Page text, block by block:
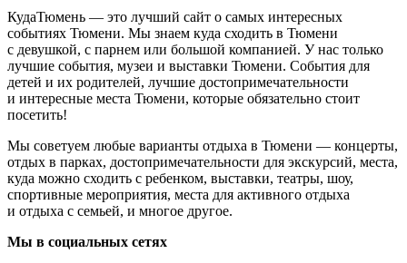
КудаТюмень — это лучший сайт о самых интересных
событиях Тюмени. Мы знаем куда сходить в Тюмени
с девушкой, с парнем или большой компанией. У нас только
лучшие события, музеи и выставки Тюмени. События для
детей и их родителей, лучшие достопримечательности
и интересные места Тюмени, которые обязательно стоит
посетить!
Мы советуем любые варианты отдыха в Тюмени — концерты,
отдых в парках, достопримечательности для экскурсий, места,
куда можно сходить с ребенком, выставки, театры, шоу,
спортивные мероприятия, места для активного отдыха
и отдыха с семьей, и многое другое.
Мы в социальных сетях